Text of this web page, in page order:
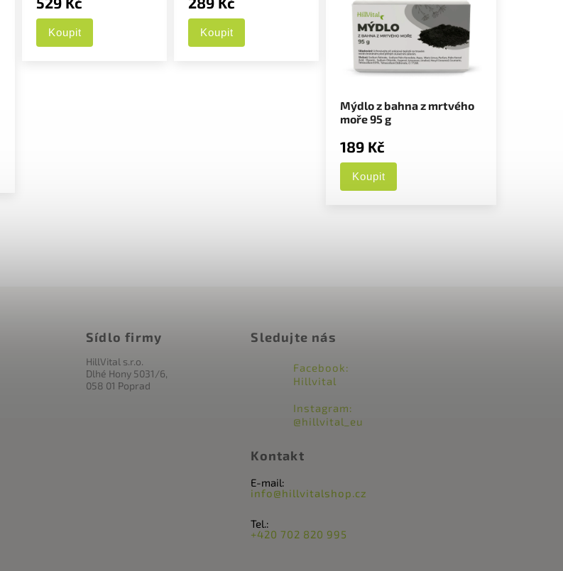
Koupit Koupit
Mýdlo z bahna z mrtvého
moře 95 g
189 Kč
Koupit
Sídlo firmy
HillVital s.r.o.
Dlhé Hony 5031/6,
058 01 Poprad
Sledujte nás
Facebook:
Hillvital
Instagram:
@hillvital_eu
Kontakt
E-mail:
info@hillvitalshop.cz
Tel.:
+420 702 820 995